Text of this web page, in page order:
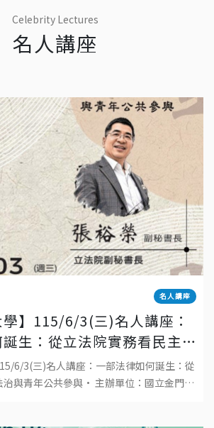
Celebrity Lectures
名人講座
名人講座
學】115/6/3(三)名人講座：
生：從立法院實務看民主
共參與
6/3(三)名人講座：一部法律如何誕生：從
治與青年公共參與• 主辦單位：國立金門大